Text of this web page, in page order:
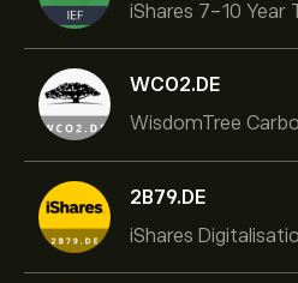
WCO2.DE
WisdomTree
2B79.DE
iShares